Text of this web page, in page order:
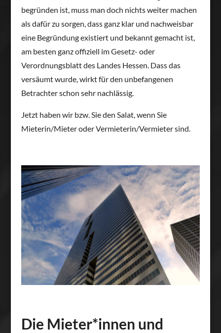
begründen ist, muss man doch nichts weiter machen
als dafür zu sorgen, dass ganz klar und nachweisbar
eine Begründung existiert und bekannt gemacht ist,
am besten ganz offiziell im Gesetz- oder
Verordnungsblatt des Landes Hessen. Dass das
versäumt wurde, wirkt für den unbefangenen
Betrachter schon sehr nachlässig.
Jetzt haben wir bzw. Sie den Salat, wenn Sie
Mieterin/Mieter oder Vermieterin/Vermieter sind.
Die Mieter*innen und